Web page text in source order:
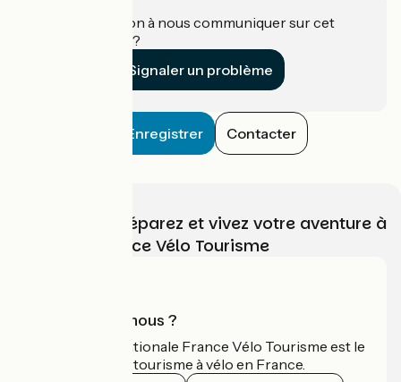
Une information à nous communiquer sur cet
établissement ?
Signaler un problème
Enregistrer Contacter
Choisissez, préparez et vivez votre aventure à
vélo avec France Vélo Tourisme
Qui sommes-nous ?
L'association nationale France Vélo Tourisme est le
guide officiel du tourisme à vélo en France.